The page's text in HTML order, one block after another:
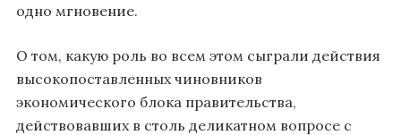
одно мгновение.
О том, какую роль во всем этом сыграли действия
высокопоставленных чиновников
экономического блока правительства,
действовавших в столь деликатном вопросе с